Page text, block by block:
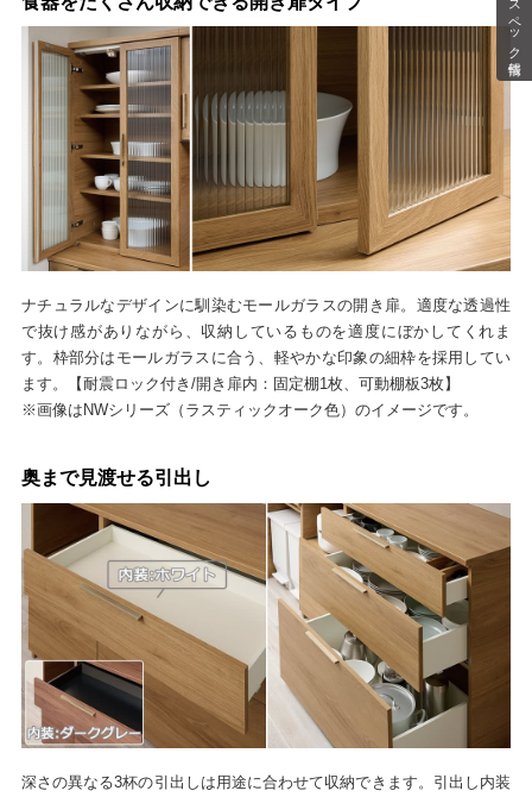
スペック情報
ナチュラルなデザインに馴染むモールガラスの開き扉。適度な透過性
で抜け感がありながら、収納しているものを適度にぼかしてくれま
す。枠部分はモールガラスに合う、軽やかな印象の細枠を採用してい
ます。【耐震ロック付き/開き扉内：固定棚1枚、可動棚板3枚】
※画像はNWシリーズ（ラスティックオーク色）のイメージです。
奥まで見渡せる引出し
深さの異なる3杯の引出しは用途に合わせて収納できます。引出し内装